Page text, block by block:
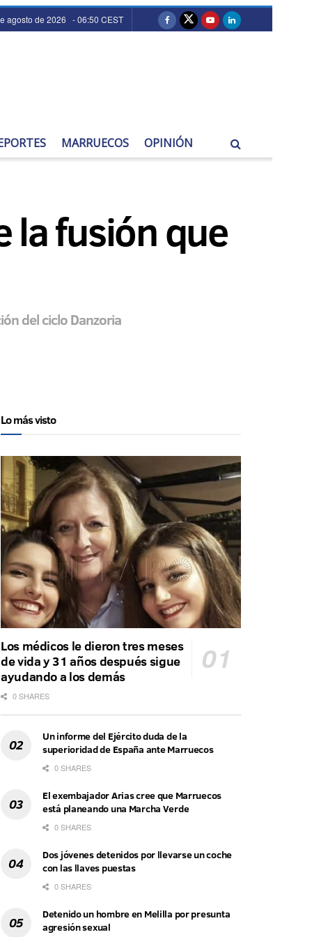
agosto de 2026 - 06:50 CEST
MARRUECOS OPINIÓN
la fusión que
del ciclo Danzoria
Lo más visto
Los médicos le dieron tres meses
de vida y 31 años después sigue
ayudando a los demás
0 SHARES
Un informe del Ejército duda de la
superioridad de España ante Marruecos
0 SHARES
El exembajador Arias cree que Marruecos
está planeando una Marcha Verde
0 SHARES
Dos jóvenes detenidos por llevarse un coche
con las llaves puestas
0 SHARES
Detenido un hombre en Melilla por presunta
agresión sexual